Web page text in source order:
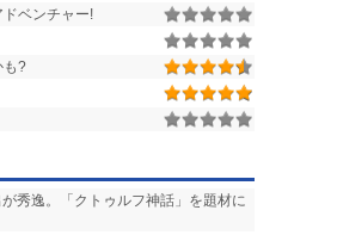
ベンチャー!
も?
秀逸。「クトゥルフ神話」を題材に